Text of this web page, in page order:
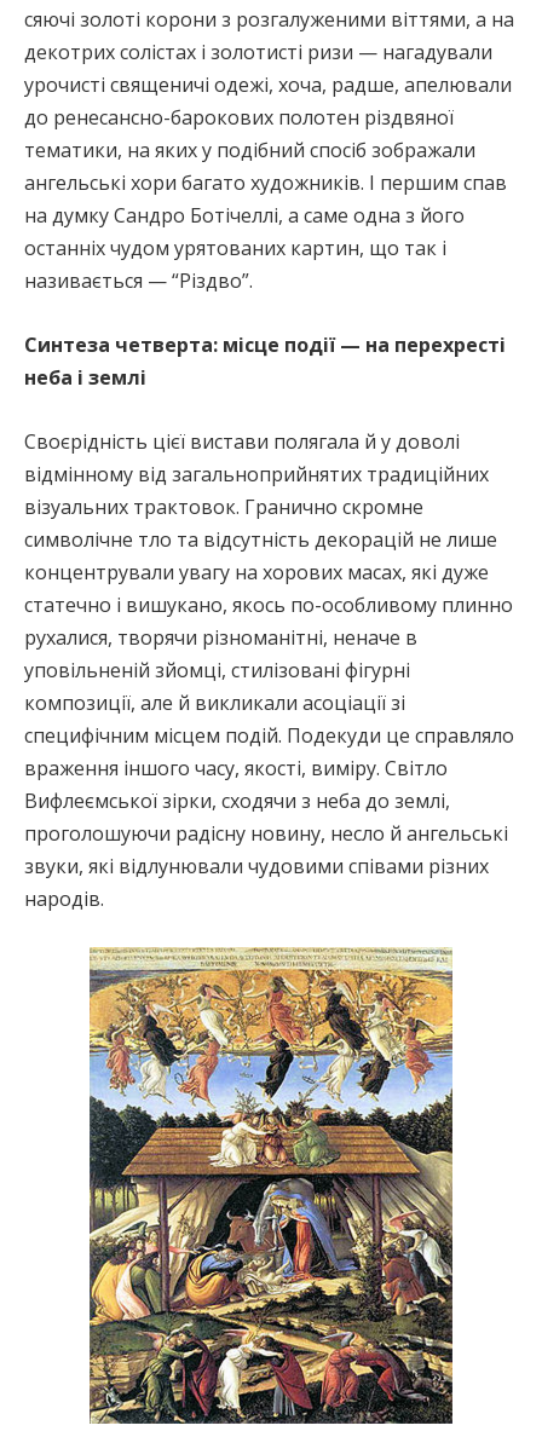
сяючі золоті корони з розгалуженими віттями, а на
декотрих солістах і золотисті ризи — нагадували
урочисті священичі одежі, хоча, радше, апелювали
до ренесансно-барокових полотен різдвяної
тематики, на яких у подібний спосіб зображали
ангельські хори багато художників. І першим спав
на думку Сандро Ботічеллі, а саме одна з його
останніх чудом урятованих картин, що так і
називається — “Різдво”.
Синтеза четверта: місце події — на перехресті
неба і землі
Своєрідність цієї вистави полягала й у доволі
відмінному від загальноприйнятих традиційних
візуальних трактовок. Гранично скромне
символічне тло та відсутність декорацій не лише
концентрували увагу на хорових масах, які дуже
статечно і вишукано, якось по-особливому плинно
рухалися, творячи різноманітні, неначе в
уповільненій зйомці, стилізовані фігурні
композиції, але й викликали асоціації зі
специфічним місцем подій. Подекуди це справляло
враження іншого часу, якості, виміру. Світло
Вифлеємської зірки, сходячи з неба до землі,
проголошуючи радісну новину, несло й ангельські
звуки, які відлунювали чудовими співами різних
народів.